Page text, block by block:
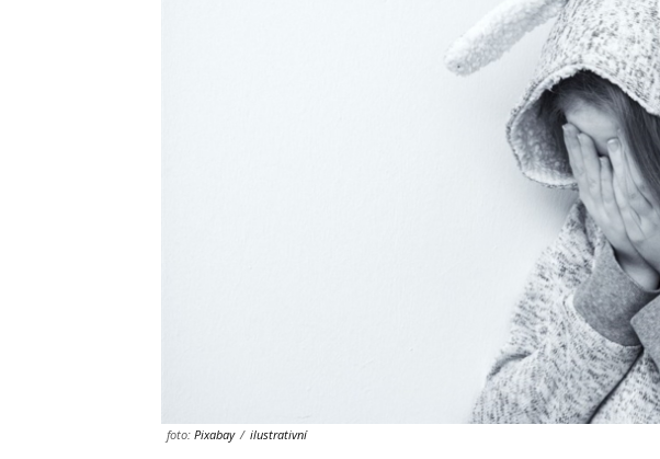
foto: Pixabay / ilustrativní